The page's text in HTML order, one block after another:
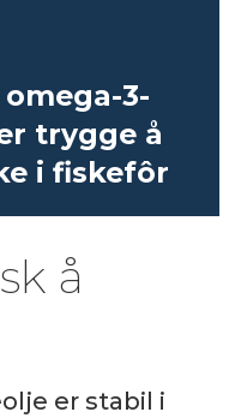
omega-3-
trygge å
i fiskefôr
å
er stabil i